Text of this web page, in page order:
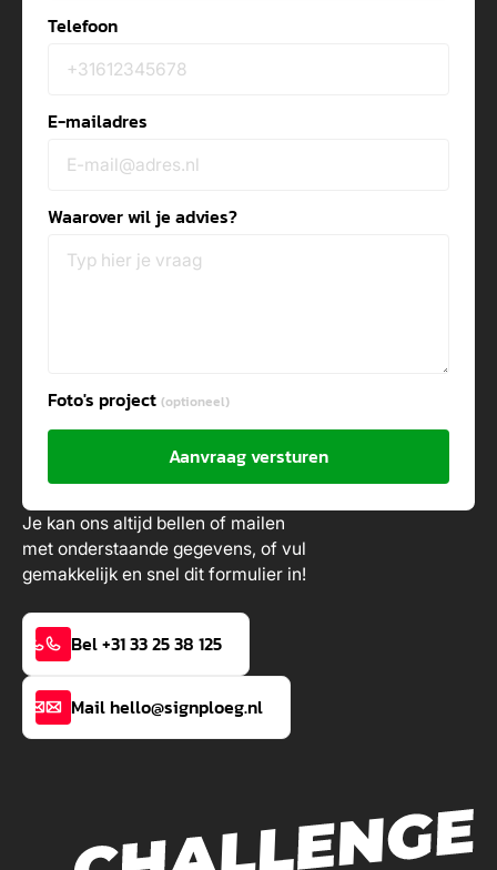
Telefoon
E-mailadres
Waarover wil je advies?
Foto's project(optioneel)
Aanvraag versturen
Je kan ons altijd bellen of mailen
met onderstaande gegevens, of vul
gemakkelijk en snel dit formulier in!
Bel +31 33 25 38 125
Mail hello@signploeg.nl